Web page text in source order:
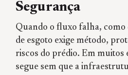
Segurança
Quando o fluxo falha,
de esgoto exige método,
riscos do prédio. Em muitos
segue sem que a